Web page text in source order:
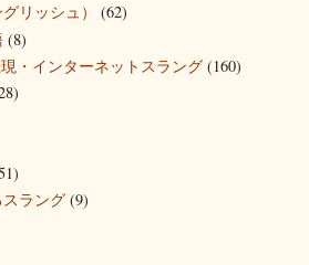
リッシュ）
(62)
(8)
・インターネットスラング (160)
ラング (9)